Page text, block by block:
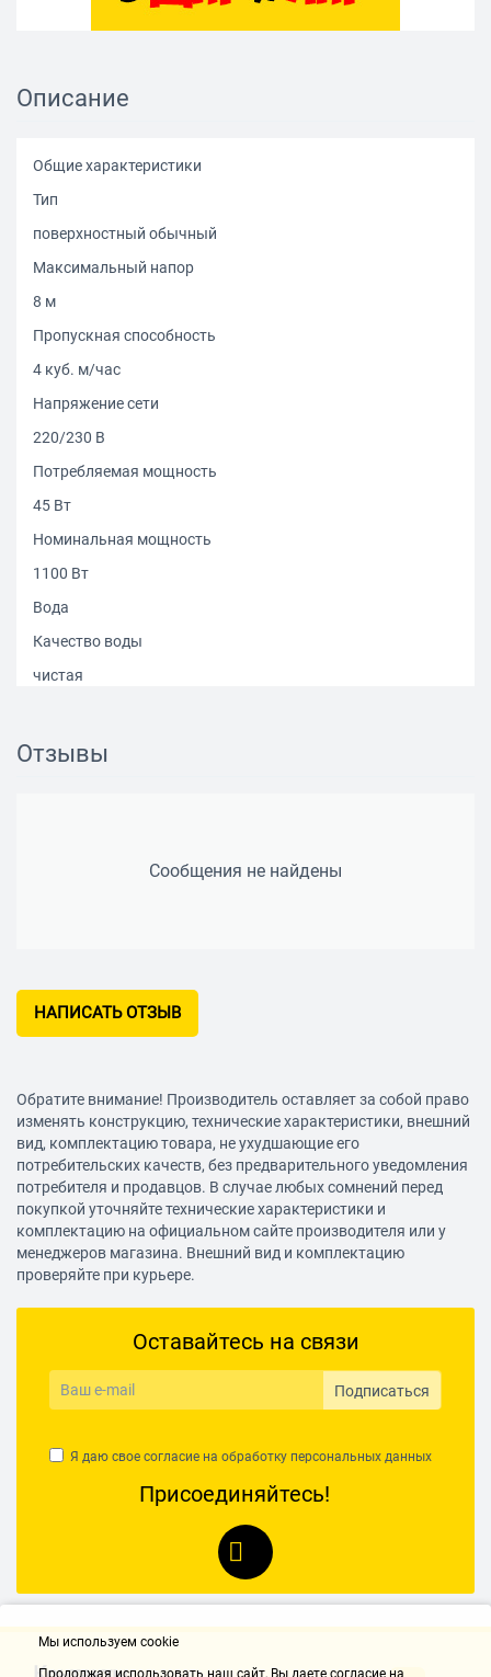
Описание
Общие характеристики
Тип
поверхностный обычный
Максимальный напор
8 м
Пропускная способность
4 куб. м/час
Напряжение сети
220/230 В
Потребляемая мощность
45 Вт
Номинальная мощность
1100 Вт
Вода
Качество воды
чистая
есть
Дополнительная информация
фильтр предварительной очистки
Отзывы
Сообщения не найдены
НАПИСАТЬ ОТЗЫВ
Обратите внимание! Производитель оставляет за собой право
изменять конструкцию, технические характеристики, внешний
вид, комплектацию товара, не ухудшающие его
потребительских качеств, без предварительного уведомления
потребителя и продавцов. В случае любых сомнений перед
покупкой уточняйте технические характеристики и
комплектацию на официальном сайте производителя или у
менеджеров магазина. Внешний вид и комплектацию
проверяйте при курьере.
Оставайтесь на связи
Подписаться
Я даю свое согласие на обработку персональных данных
Присоединяйтесь!
Мы используем cookie
Продолжая использовать наш cайт, Вы даете согласие на